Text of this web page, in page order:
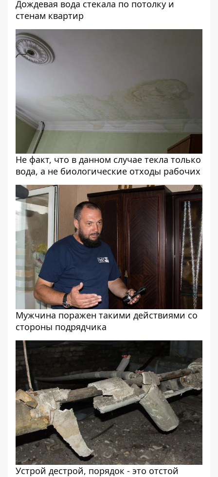
Дождевая вода стекала по потолку и
стенам квартир
Не факт, что в данном случае текла только
вода, а не биологические отходы рабочих
Мужчина поражен такими действиями со
стороны подрядчика
Устрой дестрой, порядок - это отстой